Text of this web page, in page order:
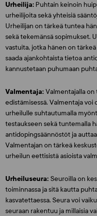
Urheilija: Puhtain keinoin
urheilijoita sekä yhteisiä
Urheilijan on tärkeä tuntea
sekä tekemänsä sopimukset.
vastuita, jotka hänen on
saada ajankohtaista tietoa
kannustetaan puhumaan
Valmentaja:Valmentajalla
edistämisessä. Valmentaja
urheilulle suhtautumalla
testaukseen sekä tuntemalla
antidopingsäännöstöt ja
Valmentajan on tärkeä
urheilun eettisistä asioista
Urheiluseura:Seuroilla on
toiminnassa ja sitä kautta
kasvatettaessa. Seura voi
seuraan rakentuu ja millaisia